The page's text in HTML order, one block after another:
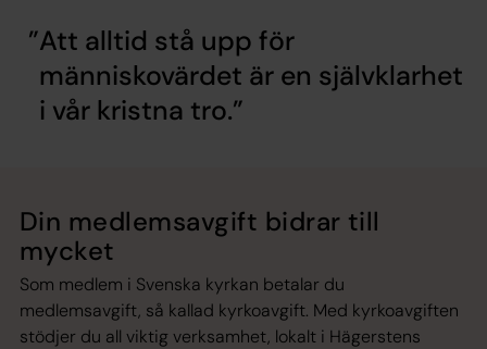
Att alltid stå upp för
människovärdet är en självklarhet
i vår kristna tro.
Din medlemsavgift bidrar till
mycket
Som medlem i Svenska kyrkan betalar du
medlemsavgift, så kallad kyrkoavgift. Med kyrkoavgiften
stödjer du all viktig verksamhet, lokalt i Hägerstens